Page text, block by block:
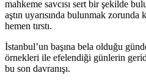
mahkeme savcısı sert bir şekilde
aştın uyarısında bulunmak
hemen tırstı.
İstanbul’un başına bela olduğu
örnekleri ile efelendiği günlerin
bu son davranışı.